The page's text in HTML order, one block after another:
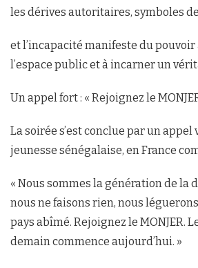
les dérives autoritaires, symboles
et l’incapacité manifeste du
l’espace public et à incarner un
Un appel fort : « Rejoignez le
La soirée s’est conclue par un appel
jeunesse sénégalaise, en France
« Nous sommes la génération de la
nous ne faisons rien, nous
pays abîmé. Rejoignez le MONJER.
demain commence aujourd’hui. »